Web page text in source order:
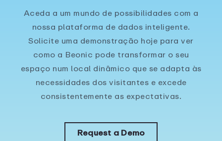
Aceda a um mundo de possibilidades com a
nossa plataforma de dados inteligente.
Solicite uma demonstração hoje para ver
como a Beonic pode transformar o seu
espaço num local dinâmico que se adapta às
necessidades dos visitantes e excede
consistentemente as expectativas.
Request a Demo